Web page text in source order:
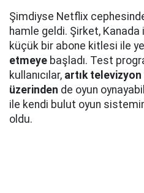
Şimdiyse Netflix
hamle geldi. Şirket, Kanada
küçük bir abone kitlesi ile
etmeye başladı. Test
kullanıcılar, artık
üzerinden de oyun
ile kendi bulut oyun
oldu.